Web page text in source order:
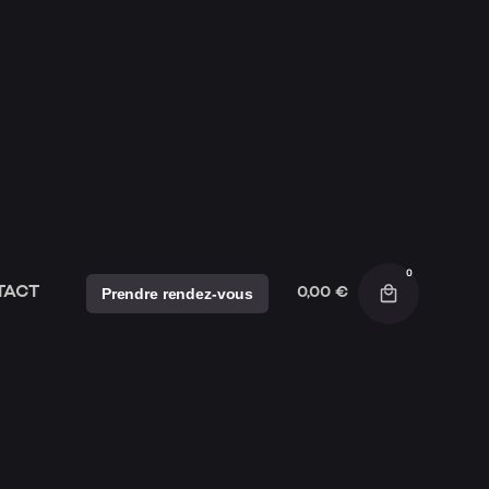
Prendre rendez-vous 0,00 €
0